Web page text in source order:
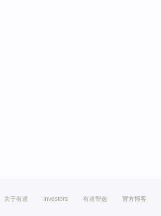
关于有道 Investors 有道智选 官方博客